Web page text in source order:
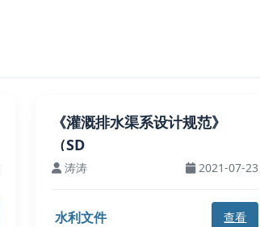
《灌溉排水渠系设计规范》
（SD
涛涛 2021-07-23
水利文件 查看